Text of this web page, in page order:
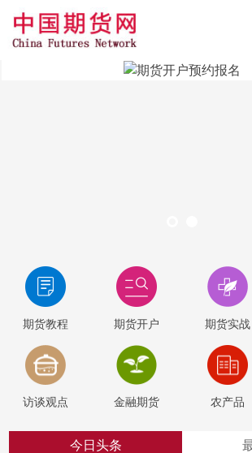
期货教程 期货开户 期货实战
访谈观点 金融期货 农产品
今日头条